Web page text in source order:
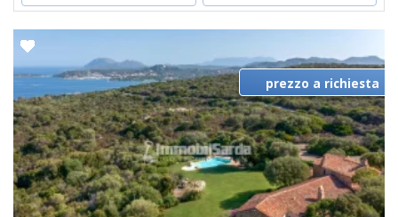
prezzo a richiesta